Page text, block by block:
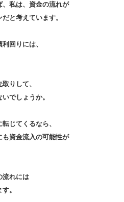
私は、資金の流れが
と考えています。
回りには、
りして、
でしょうか。
じてくるなら、
も資金流入の可能性が
流れには
。